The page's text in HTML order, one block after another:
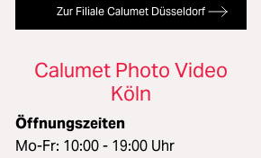
Zur Filiale Calumet Düsseldorf
Calumet Photo Video
Köln
Öffnungszeiten
Mo-Fr: 10:00 - 19:00 Uhr